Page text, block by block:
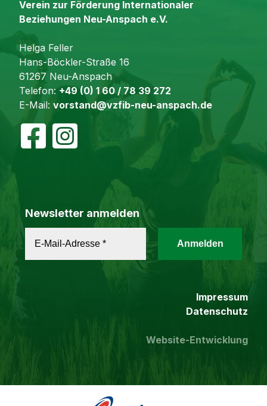
Verein zur Förderung Internationaler
Beziehungen Neu-Anspach e.V.
Helga Feller
Hans-Böckler-Straße 16
61267 Neu-Anspach
Telefon: +49 (0) 1 60 / 78 39 272
E-Mail: vorstand@vzfib-neu-anspach.de
Newsletter anmelden
Impressum
Datenschutz
Website-Entwicklung